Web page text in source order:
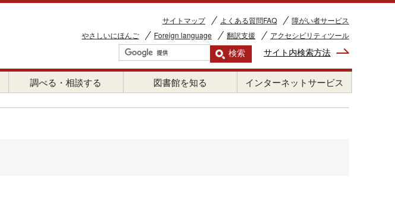
サイトマップ よくある質問FAQ
障がい者サービス
やさしいにほんご
Foreign language 翻訳支援 アクセシビリティツール
サイト内検索方法
調べる・相談する 図書館を知る インターネットサービス